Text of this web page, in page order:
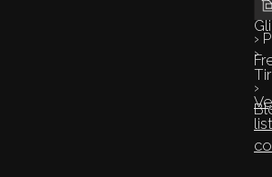
›
›
›